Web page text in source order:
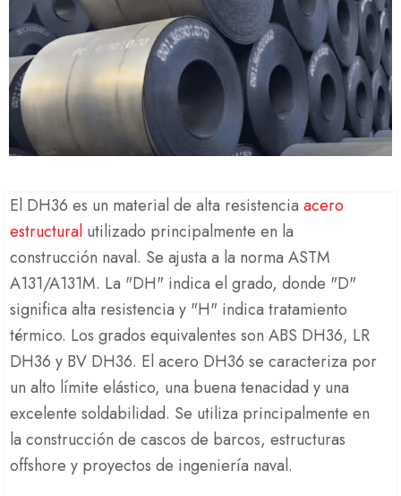
El DH36 es un material de alta resistenciaacero
estructural utilizado principalmente en la
construcción naval. Se ajusta a la norma ASTM
A131/A131M. La "DH" indica el grado, donde "D"
significa alta resistencia y "H" indica tratamiento
térmico. Los grados equivalentes son ABS DH36, LR
DH36 y BV DH36. El acero DH36 se caracteriza por
un alto límite elástico, una buena tenacidad y una
excelente soldabilidad. Se utiliza principalmente en
la construcción de cascos de barcos, estructuras
offshore y proyectos de ingeniería naval.